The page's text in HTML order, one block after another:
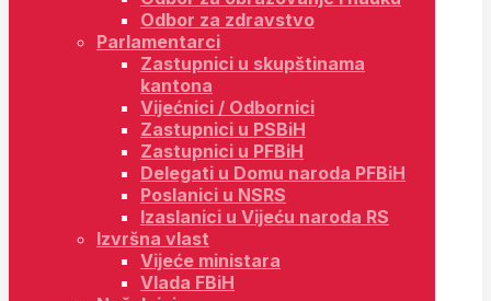
Odbor za zdravstvo
Parlamentarci
Zastupnici u skupštinama
kantona
Vijećnici / Odbornici
Zastupnici u PSBiH
Zastupnici u PFBiH
Delegati u Domu naroda PFBiH
Poslanici u NSRS
Izaslanici u Vijeću naroda RS
Izvršna vlast
Vijeće ministara
Vlada FBiH